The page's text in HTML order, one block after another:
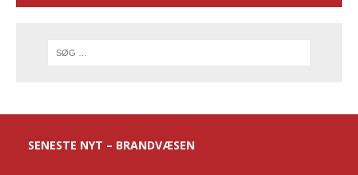
SENESTE NYT – BRANDVÆSEN